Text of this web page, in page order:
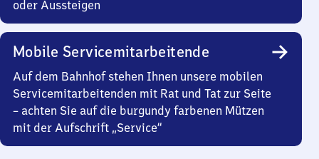
oder Aussteigen
Mobile Servicemitarbeitende
Auf dem Bahnhof stehen Ihnen unsere mobilen
Servicemitarbeitenden mit Rat und Tat zur Seite
– achten Sie auf die burgundy farbenen Mützen
mit der Aufschrift „Service“